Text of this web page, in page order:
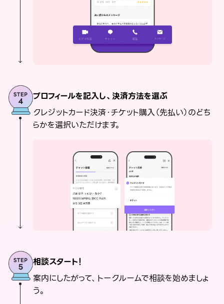
プロフィールを記入し、決済方法を選ぶ
クレジットカード決済・チケット購入（先払い）のどち
らかを選択いただけます。
相談スタート！
案内にしたがって、トークルームで相談を始めましょ
う。